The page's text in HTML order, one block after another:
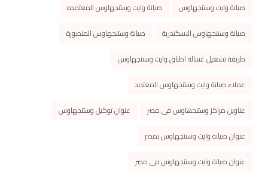
صيانة وايت وستنجهاوس
صيانة وايت وستنجهاوس المعتمده
صيانة وستنجهاوس الاسكندرية
صيانة وستنجهاوس المنصورة
طريقة تشغيل غسالة اطباق وايت وستنجهاوس
عملاء صيانة وايت وستنجهاوس المعتمد
عناوین مراكز وستنجھاوس فى مصر
عنوان توكيل وستنجهاوس
عنوان صيانة وايت وستنجهاوس بمصر
عنوان صيانة وايت وستنجهاوس فى مصر